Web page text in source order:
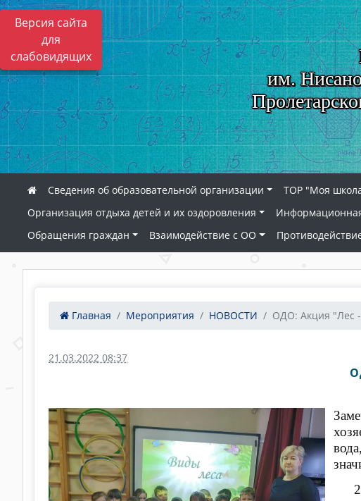
Версия сайта
для
слабовидящих
им.
Сведения об образовательной организации ТОР "Моя
Организация отдыха детей и их оздоровления
Обращения граждан
Взаимодействие с ОО
Главная Мероприятия НОВОСТИ ОДО: Акция "Лес
21.03.2022 08:37